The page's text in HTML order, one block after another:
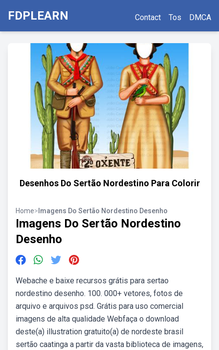
FDPLEARN Contact Tos DMCA
Desenhos Do Sertão Nordestino Para Colorir
Home> Imagens Do Sertão Nordestino Desenho
Imagens Do Sertão Nordestino
Desenho
Webache e baixe recursos grátis para sertao
nordestino desenho. 100. 000+ vetores, fotos de
arquivo e arquivos psd. Grátis para uso comercial
imagens de alta qualidade Webfaça o download
deste(a) illustration gratuito(a) de nordeste brasil
sertão caatinga a partir da vasta biblioteca de imagens,